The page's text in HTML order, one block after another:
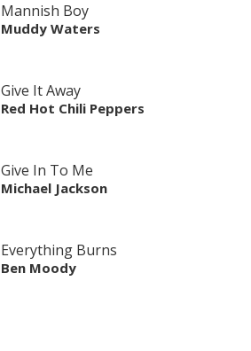
Mannish Boy
Muddy Waters
Give It Away
Red Hot Chili Peppers
Give In To Me
Michael Jackson
Everything Burns
Ben Moody